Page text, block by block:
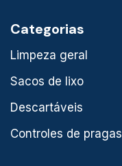
Categorias
Limpeza geral
Sacos de lixo
Descartáveis
Controles de pragas